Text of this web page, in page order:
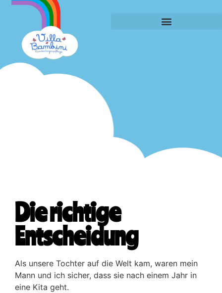
Die richtige
Entscheidung
Als unsere Tochter auf die Welt kam, waren mein
Mann und ich sicher, dass sie nach einem Jahr in
eine Kita geht.